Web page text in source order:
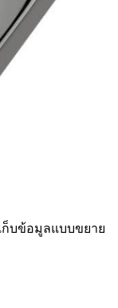
ก็บข้อมูลแบบขยาย